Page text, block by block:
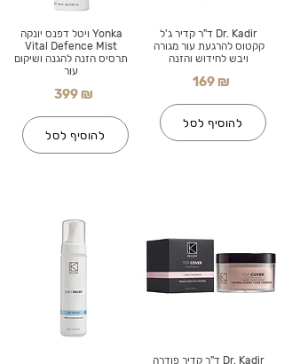
Yonka ויטל דפנס יונקה
Vital Defence Mist
תרסיס הזנה להגנה ושיקום
עור
399 ₪
להוסיף לסל
Dr. Kadir ד"ר קדיר ג'ל
קקטוס להרגעת עור מגורה
ויבש לחידוש והזנה
169 ₪
להוסיף לסל
Dr. Kadir ד"ר קדיר פודרה